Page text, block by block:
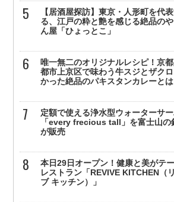
【居酒屋探訪】東京・人形町を代
る、江戸の粋と艶を感じる絶品の
ん屋「ひょっとこ」
唯一無二のオリジナルレシピ！京
都市上京区で味わう牛スジとザク
かった絶品のパキスタンカレーとは
定額で使える浄水型ウォーターサ
「every frecious tall」を富士山の
が販売
本日29日オープン！健康と美がテ
レストラン「REVIVE KITCHEN（
ブ キッチン）」